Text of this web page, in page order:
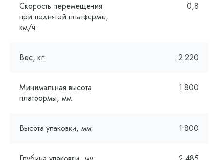
Скорость перемещения
при поднятой платформе,
км/ч:
0,8
Вес, кг: 2 220
Минимальная высота
платформы, мм:
1 800
Высота упаковки, мм: 1 800